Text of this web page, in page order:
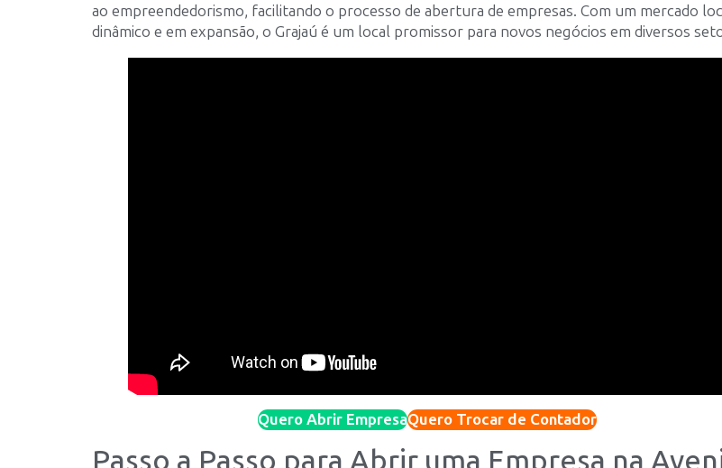
ao empreendedorismo, facilitando o processo de abertura de empresas. Com um mercado
dinâmico e em expansão, o Grajaú é um local promissor para novos negócios em diversos
Quero Abrir EmpresaQuero Trocar de Contador
Passo a Passo para Abrir uma Empresa na